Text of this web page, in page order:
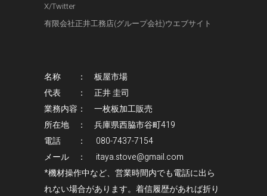
X/Twitter
有限会社正井工務店(グループ会社)ウエブサイト
名称 ： 板屋市場
代表 ： 正井 圭司
業務内容： 一枚板加工販売
所在地 ： 兵庫県西脇市谷町419
電話 ： 080-7437-7154
メール ： itaya.stove@gmail.com
*機材操作中など、営業時間内でも電話に出ら
れない場合があります。着信履歴があれば折り